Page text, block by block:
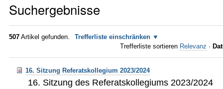
Suchergebnisse
507 Artikel gefunden.
Trefferliste einschränken
Trefferliste sortieren Relevanz ·
16. Sitzung Referatskollegium 2023/2024
16. Sitzung des Referatskollegiums 2023/2024